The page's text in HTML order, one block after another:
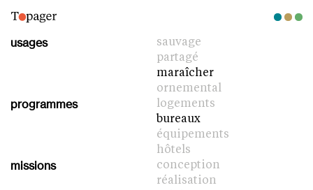
usages
sauvage
partagé
maraîcher
ornemental
programmes
logements
bureaux
équipements
hôtels
missions
conception
réalisation